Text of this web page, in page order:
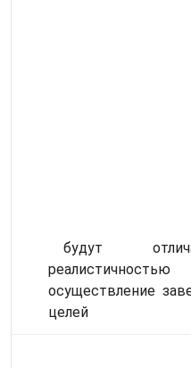
будут
осуществление
целей